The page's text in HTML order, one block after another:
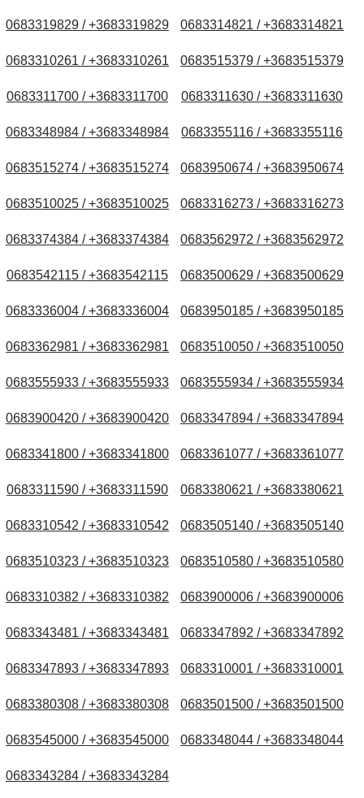
0683319829 / +3683319829 0683314821 / +3683314821
0683310261 / +3683310261 0683515379 / +3683515379
0683311700 / +3683311700 0683311630 / +3683311630
0683348984 / +3683348984 0683355116 / +3683355116
0683515274 / +3683515274 0683950674 / +3683950674
0683510025 / +3683510025 0683316273 / +3683316273
0683374384 / +3683374384 0683562972 / +3683562972
0683542115 / +3683542115 0683500629 / +3683500629
0683336004 / +3683336004 0683950185 / +3683950185
0683362981 / +3683362981 0683510050 / +3683510050
0683555933 / +3683555933 0683555934 / +3683555934
0683900420 / +3683900420 0683347894 / +3683347894
0683341800 / +3683341800 0683361077 / +3683361077
0683311590 / +3683311590 0683380621 / +3683380621
0683310542 / +3683310542 0683505140 / +3683505140
0683510323 / +3683510323 0683510580 / +3683510580
0683310382 / +3683310382 0683900006 / +3683900006
0683343481 / +3683343481 0683347892 / +3683347892
0683347893 / +3683347893 0683310001 / +3683310001
0683380308 / +3683380308 0683501500 / +3683501500
0683545000 / +3683545000 0683348044 / +3683348044
0683343284 / +3683343284